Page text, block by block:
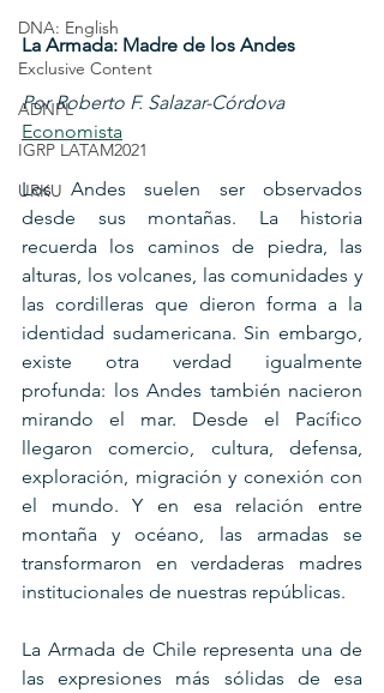
DNA: English
Exclusive Content
ADNPL
IGRP LATAM2021
URKU
La Armada: Madre de los Andes
Por Roberto F. Salazar-Córdova
Economista
Los Andes suelen ser observados
desde sus montañas. La historia
recuerda los caminos de piedra, las
alturas, los volcanes, las comunidades y
las cordilleras que dieron forma a la
identidad sudamericana. Sin embargo,
existe otra verdad igualmente
profunda: los Andes también nacieron
mirando el mar. Desde el Pacífico
llegaron comercio, cultura, defensa,
exploración, migración y conexión con
el mundo. Y en esa relación entre
montaña y océano, las armadas se
transformaron en verdaderas madres
institucionales de nuestras repúblicas.
La Armada de Chile representa una de
las expresiones más sólidas de esa